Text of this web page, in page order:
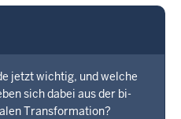
jetzt wichtig, und welche
sich dabei aus der bi-
Transformation?